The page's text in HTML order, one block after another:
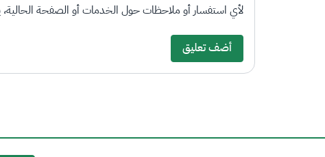
لأي استفسار أو ملاحظات حول الخدمات أو الصفحة
أضف تعليق